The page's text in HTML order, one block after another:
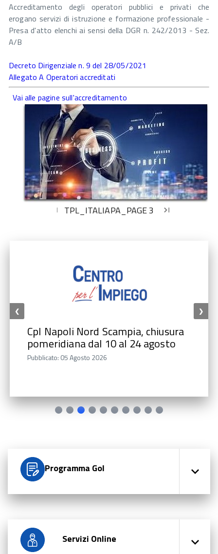
Accreditamento degli operatori pubblici e privati che
erogano servizi di istruzione e formazione professionale -
Presa d'atto elenchi ai sensi della DGR n. 242/2013 - Sez.
A/B
Decreto Dirigenziale n. 9 del 28/05/2021
Allegato A Operatori accreditati
Vai alle pagine sull'accreditamento
first_page
chevron_leftTPL_ITALIAPA_PAGE3 chevron_right
last_page
CpI Napoli Nord Scampia, chiusura
pomeridiana dal 10 al 24 agosto
Pubblicato: 05 Agosto 2026
❮ ❯
Programma Gol
Servizi Online